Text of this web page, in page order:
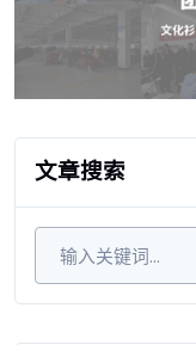
文章搜索